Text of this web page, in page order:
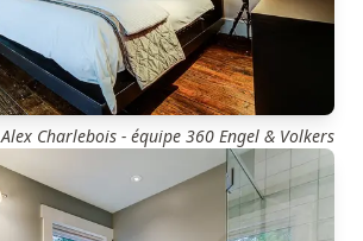
Alex Charlebois - équipe 360 Engel & Volkers